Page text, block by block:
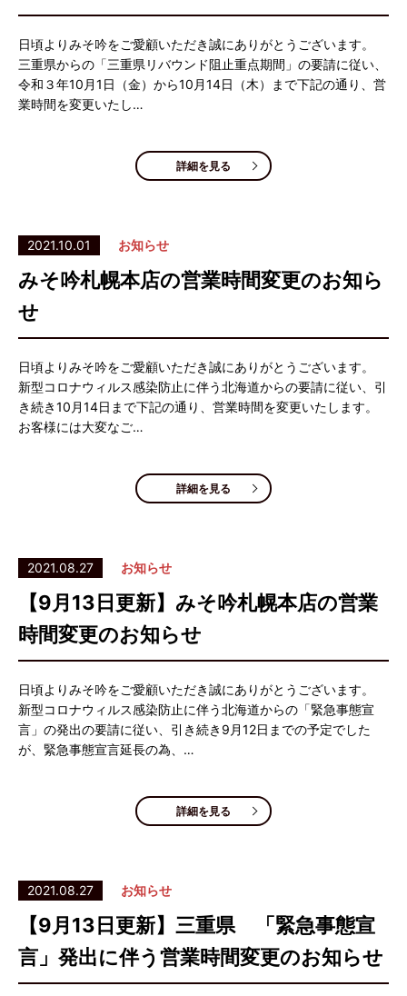
日頃よりみそ吟をご愛顧いただき誠にありがとうございます。
三重県からの「三重県リバウンド阻止重点期間」の要請に従い、
令和３年10月1日（金）から10月14日（木）まで下記の通り、営
業時間を変更いたし…
詳細を見る
2021.10.01 お知らせ
みそ吟札幌本店の営業時間変更のお知ら
せ
日頃よりみそ吟をご愛顧いただき誠にありがとうございます。
新型コロナウィルス感染防止に伴う北海道からの要請に従い、引
き続き10月14日まで下記の通り、営業時間を変更いたします。
お客様には大変なご…
詳細を見る
2021.08.27 お知らせ
【9月13日更新】みそ吟札幌本店の営業
時間変更のお知らせ
日頃よりみそ吟をご愛顧いただき誠にありがとうございます。
新型コロナウィルス感染防止に伴う北海道からの「緊急事態宣
言」の発出の要請に従い、引き続き9月12日までの予定でした
が、緊急事態宣言延長の為、…
詳細を見る
2021.08.27 お知らせ
【9月13日更新】三重県 「緊急事態宣
言」発出に伴う営業時間変更のお知らせ